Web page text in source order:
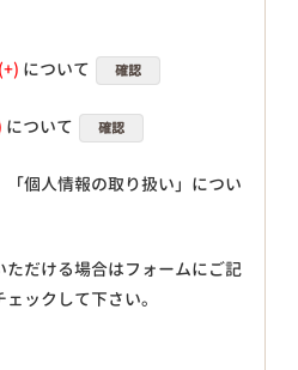
について 確認
について 確認
「個人情報の取り扱い」につい
ただける場合はフォームにご記
ックして下さい。